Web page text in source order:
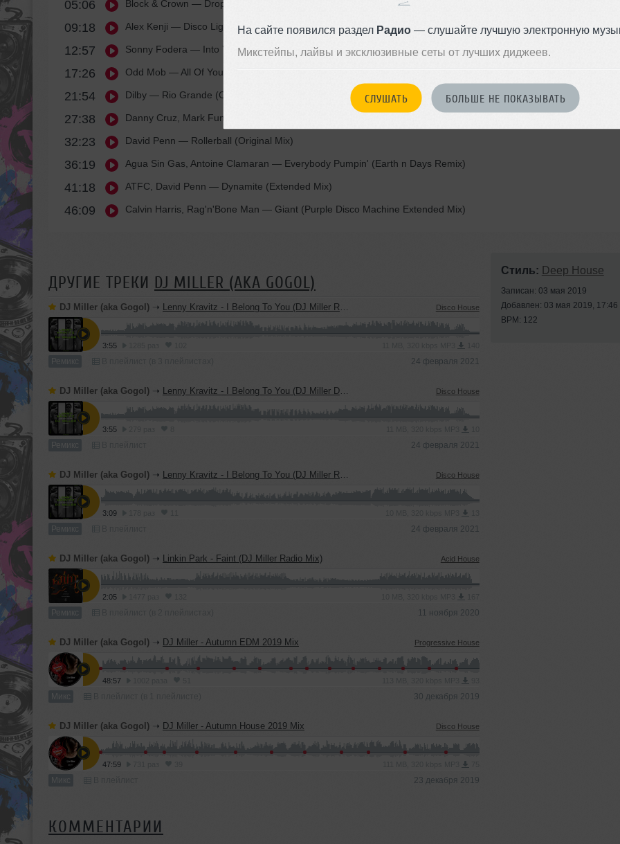
На сайте появился раздел Радио— слушайте лучшую электронную
Микстейпы, лайвы и эксклюзивные сеты от лучших диджеев.
СЛУШАТЬ БОЛЬШЕ НЕ ПОКАЗЫВАТЬ
05:06 Block & Crown — Drop The Beat (Original Mix)
09:18 Alex Kenji — Disco Light (Original Mix)
12:57 Sonny Fodera — Into You feat. Sinead Harnett (Original Mix)
17:26 Odd Mob — All Of Your Heart (Extended Mix)
21:54 Dilby — Rio Grande (Original Mix)
27:38 Danny Cruz, Mark Funk
32:23 David Penn — Rollerball (Original Mix)
36:19 Agua Sin Gas, Antoine Clamaran — Everybody Pumpin' (Earth n Days Remix)
41:18 ATFC, David Penn — Dynamite (Extended Mix)
46:09 Calvin Harris, Rag'n'Bone Man — Giant (Purple Disco Machine Extended Mix)
ДРУГИЕ ТРЕКИ DJ MILLER (AKA GOGOL)
DJ Miller (aka Gogol) ➝ Lenny Kravitz - I Belong To You (DJ Miller Remix) Disco House
3:55
Ремикс 24 февраля 2021
DJ Miller (aka Gogol) ➝ Lenny Kravitz - I Belong To You (DJ Miller Dub Mix) Disco House
3:55
Ремикс 24 февраля 2021
DJ Miller (aka Gogol) ➝ Lenny Kravitz - I Belong To You (DJ Miller Radio Mix) Disco House
3:09
Ремикс 24 февраля 2021
DJ Miller (aka Gogol) ➝ Linkin Park - Faint (DJ Miller Radio Mix) Acid House
2:05
Ремикс 11 ноября 2020
DJ Miller (aka Gogol) ➝ DJ Miller - Autumn EDM 2019 Mix Progressive House
48:57
Микс 30 декабря 2019
DJ Miller (aka Gogol) ➝ DJ Miller - Autumn House 2019 Mix Disco House
47:59
Микс 23 декабря 2019
Стиль: Deep House
Записан: 03 мая 2019
Добавлен: 03 мая 2019, 17:46
BPM: 122
КОММЕНТАРИИ